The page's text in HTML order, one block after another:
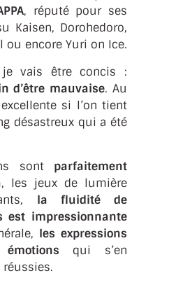
, réputé pour ses
Kaisen, Dorohedoro,
ou encore Yuri on Ice.
vais être concis :
d’être mauvaise. Au
si l’on tient
désastreux qui a été
sont parfaitement
, les jeux de lumière
la fluidité de
est impressionnante
les expressions
qui s’en